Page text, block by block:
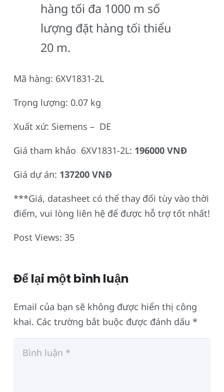
hàng tối đa 1000 m số
lượng đặt hàng tối thiểu
20 m.
Mã hàng: 6XV1831-2L
Trọng lượng: 0.07 kg
Xuất xứ: Siemens – DE
Giá tham khảo 6XV1831-2L: 196000 VNĐ
Giá dự án: 137200 VNĐ
***Giá, datasheet có thể thay đổi tùy vào thời
điểm, vui lòng liên hệ để được hỗ trợ tốt nhất!
Post Views: 35
Để lại một bình luận
Email của bạn sẽ không được hiển thị công
khai. Các trường bắt buộc được đánh dấu *